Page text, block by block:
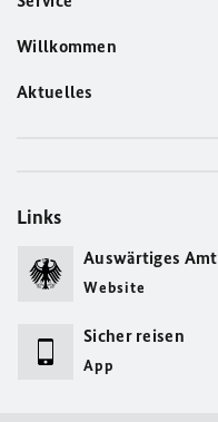
Willkommen
Aktuelles
Links
Auswärtiges Amt
Website
Sicher reisen
App